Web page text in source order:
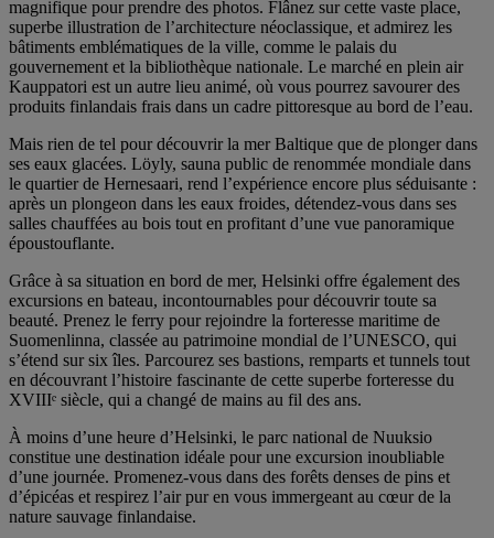
magnifique pour prendre des photos. Flânez sur cette vaste place,
superbe illustration de l’architecture néoclassique, et admirez les
bâtiments emblématiques de la ville, comme le palais du
gouvernement et la bibliothèque nationale. Le marché en plein air
Kauppatori est un autre lieu animé, où vous pourrez savourer des
produits finlandais frais dans un cadre pittoresque au bord de l’eau.
Mais rien de tel pour découvrir la mer Baltique que de plonger dans
ses eaux glacées. Löyly, sauna public de renommée mondiale dans
le quartier de Hernesaari, rend l’expérience encore plus séduisante :
après un plongeon dans les eaux froides, détendez-vous dans ses
salles chauffées au bois tout en profitant d’une vue panoramique
époustouflante.
Grâce à sa situation en bord de mer, Helsinki offre également des
excursions en bateau, incontournables pour découvrir toute sa
beauté. Prenez le ferry pour rejoindre la forteresse maritime de
Suomenlinna, classée au patrimoine mondial de l’UNESCO, qui
s’étend sur six îles. Parcourez ses bastions, remparts et tunnels tout
en découvrant l’histoire fascinante de cette superbe forteresse du
XVIIIᵉ siècle, qui a changé de mains au fil des ans.
À moins d’une heure d’Helsinki, le parc national de Nuuksio
constitue une destination idéale pour une excursion inoubliable
d’une journée. Promenez-vous dans des forêts denses de pins et
d’épicéas et respirez l’air pur en vous immergeant au cœur de la
nature sauvage finlandaise.